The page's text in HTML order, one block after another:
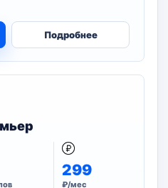
Подробнее
299
₽/мес